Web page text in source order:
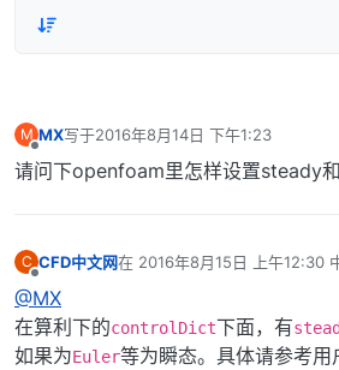
M
离线
MX写于2016年8月14日 下午1:23
最后由 编辑
请问下openfoam里怎样设置steady
C CFD中文网在 2016年8月15日 上午12:30
最后由 编辑
@MX
在算利下的controlDict下面，有
如果为Euler等为瞬态。具体请参考用